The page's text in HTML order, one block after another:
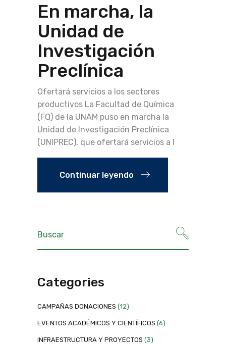
En marcha, la
Unidad de
Investigación
Preclínica
Ofertará servicios a los sectores
productivos La Facultad de Química
(FQ) de la UNAM puso en marcha la
Unidad de Investigación Preclínica
(UNIPREC), que ofertará servicios a l
Continuar leyendo
Categories
CAMPAÑAS DONACIONES (12)
EVENTOS ACADÉMICOS Y CIENTÍFICOS (6)
INFRAESTRUCTURA Y PROYECTOS (3)